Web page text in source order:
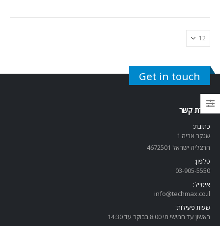
Get in touch
יצירת קשר
כתובת:
שנקר אריה 1
הרצליה ישראל 4672501
טלפון:
03-905-5550
אימייל:
info@techmax.co.il
שעות פעילות:
ראשון עד חמישי מי 8:00 בבוקר עד 14:30